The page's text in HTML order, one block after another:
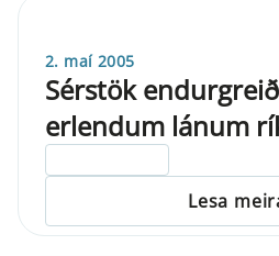
2. maí 2005
Sérstök
erlendum lánum
Lesa